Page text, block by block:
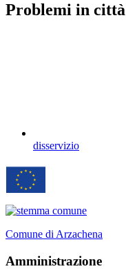
Problemi in città
disservizio
Comune di Arzachena
Amministrazione